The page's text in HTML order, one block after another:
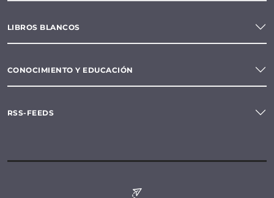
LIBROS BLANCOS
CONOCIMIENTO Y EDUCACIÓN
RSS-FEEDS